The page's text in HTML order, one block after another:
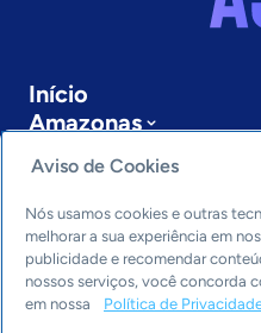
Início
Amazonas
Sobre a ASN
Últimas notícias
Entre em contato
Editorias
Economia & Política
Inovação &
Aviso de Cookies
Nós usamos cookies e outras
melhorar a sua experiência em
publicidade e recomendar
nossos serviços, você concorda
em nossa
Política de